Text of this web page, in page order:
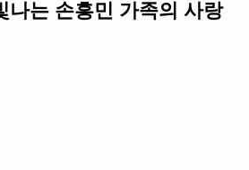
나는 손흥민 가족의 사랑